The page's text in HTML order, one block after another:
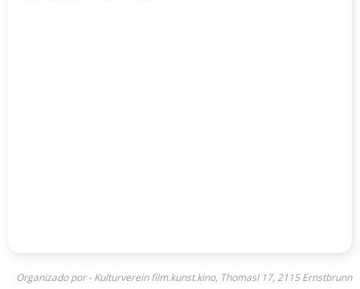
Organizado por - Kulturverein film.kunst.kino, Thomasl 17, 2115 Ernstbrunn